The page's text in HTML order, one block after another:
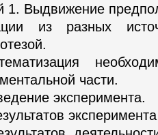
1. Выдвижение
из разных
части.
эксперимента.